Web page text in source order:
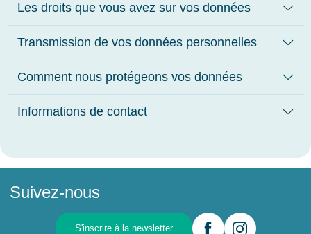
Les droits que vous avez sur vos données
Transmission de vos données personnelles
Comment nous protégeons vos données
Informations de contact
Suivez-nous
S'inscrire à la newsletter